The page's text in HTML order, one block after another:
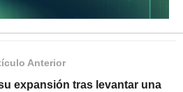
Anterior
expansión tras levantar una